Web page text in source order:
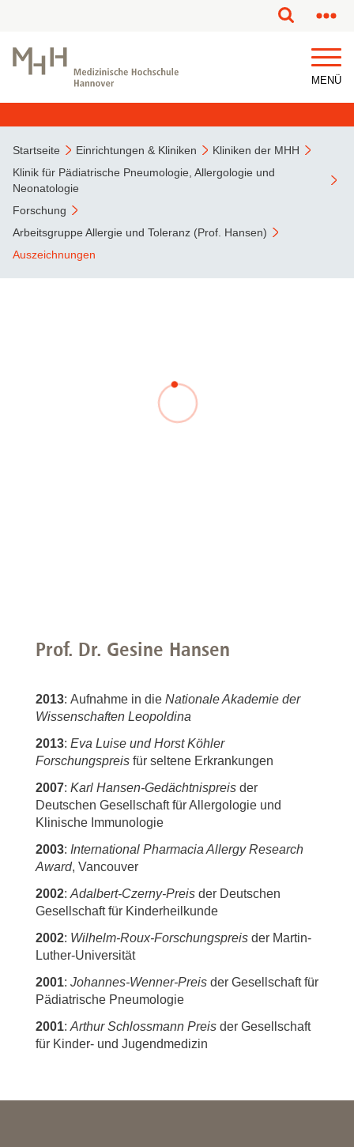
MENÜ
Startseite Einrichtungen & Kliniken
Kliniken der MHH
Klinik für Pädiatrische Pneumologie, Allergologie und
Neonatologie
Forschung
Arbeitsgruppe Allergie und Toleranz (Prof. Hansen)
Auszeichnungen
Prof. Dr. Gesine Hansen
2013: Aufnahme in die Nationale Akademie der
Wissenschaften Leopoldina
2013: Eva Luise und Horst Köhler
Forschungspreis für seltene Erkrankungen
2007: Karl Hansen-Gedächtnispreis der
Deutschen Gesellschaft für Allergologie und
Klinische Immunologie
2003: International Pharmacia Allergy Research
Award, Vancouver
2002: Adalbert-Czerny-Preis der Deutschen
Gesellschaft für Kinderheilkunde
2002: Wilhelm-Roux-Forschungspreis der Martin-
Luther-Universität
2001: Johannes-Wenner-Preis der Gesellschaft für
Pädiatrische Pneumologie
2001: Arthur Schlossmann Preis der Gesellschaft
für Kinder- und Jugendmedizin